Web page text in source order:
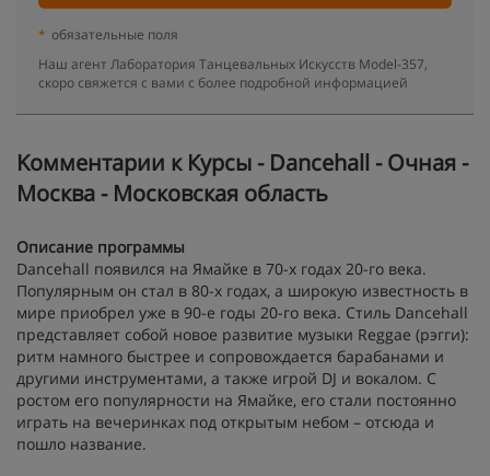
* обязательные поля
Наш агент Лаборатория Танцевальных Искусств Model-357,
скоро свяжется с вами с более подробной информацией
Kомментарии к Курсы - Dancehall - Очная -
Москва - Московская область
Описание программы
Dancehall появился на Ямайке в 70-х годах 20-го века.
Популярным он стал в 80-х годах, а широкую известность в
мире приобрел уже в 90-е годы 20-го века. Стиль Dancehall
представляет собой новое развитие музыки Reggae (рэгги):
ритм намного быстрее и сопровождается барабанами и
другими инструментами, а также игрой DJ и вокалом. С
ростом его популярности на Ямайке, его стали постоянно
играть на вечеринках под открытым небом – отсюда и
пошло название.